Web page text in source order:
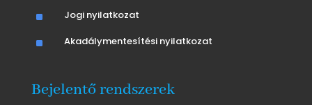
^ Jogi nyilatkozat
^ Akadálymentesítési nyilatkozat
Bejelentő rendszerek